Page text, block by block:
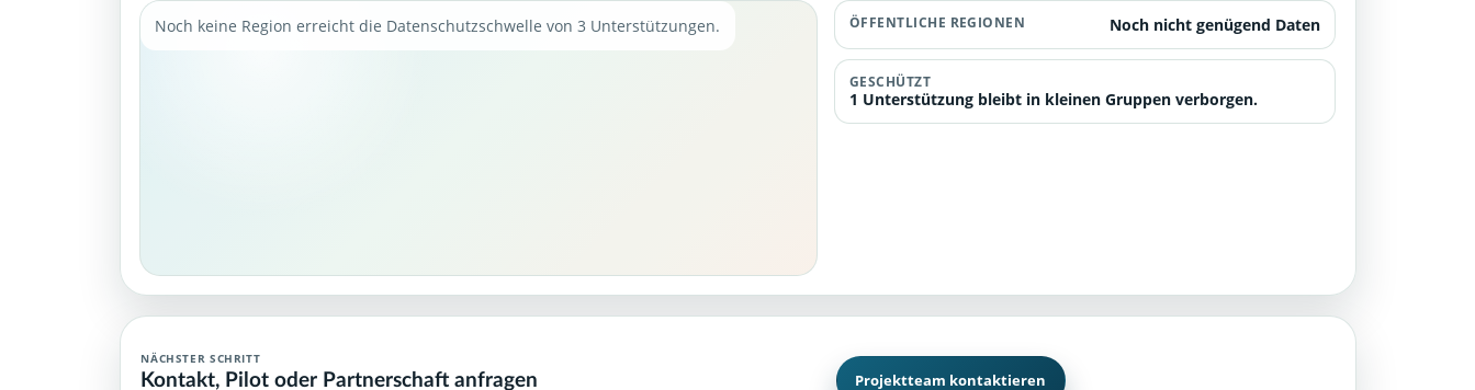
Noch keine Region erreicht die Datenschutzschwelle von 3 Unterstützungen. ÖFFENTLICHE REGIONEN Noch nicht genügend Daten
GESCHÜTZT
1 Unterstützung bleibt in kleinen Gruppen verborgen.
NÄCHSTER SCHRITT
Kontakt, Pilot oder Partnerschaft anfragen Projektteam kontaktieren